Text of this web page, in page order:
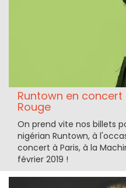
Runtown en concert
Rouge
On prend vite nos billets
nigérian Runtown, à
concert à Paris, à la
février 2019 !